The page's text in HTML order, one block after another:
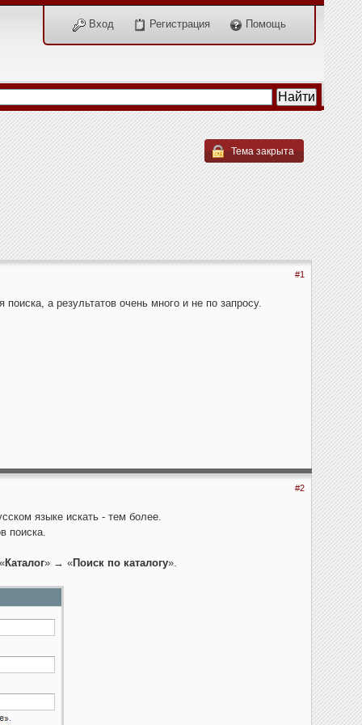
Вход Регистрация Помощь
Тема закрыта
#1
а результатов очень много и не по запросу.
#2
языке искать - тем более.
поиска.
Каталог» → «Поиск по каталогу».